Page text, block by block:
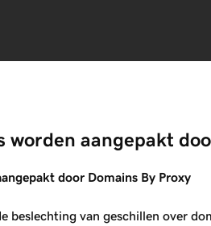
worden aangepakt
door Domains By Proxy
beslechting van geschillen over